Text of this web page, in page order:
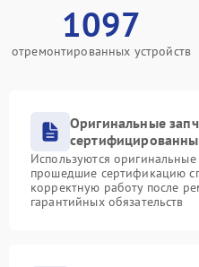
1097
отремонтированных устройств
Оригинальные
Используются
прошедшие сертификацию
корректную работу после
гарантийных обязательств